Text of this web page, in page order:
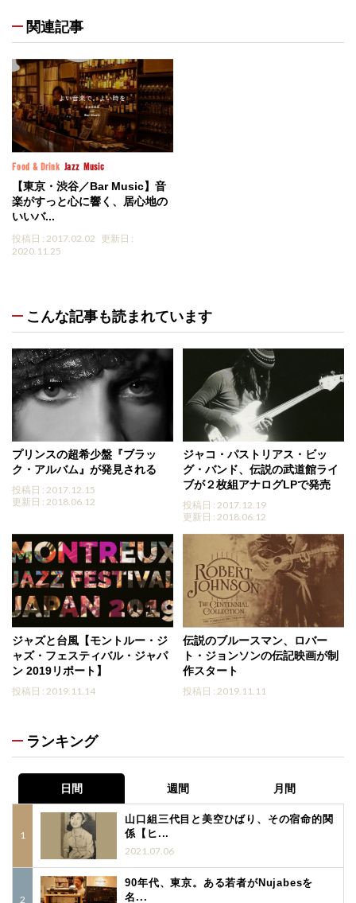
関連記事
Food & Drink Jazz Music
【東京・渋谷／Bar Music】音
楽がすっと心に響く、居心地の
いいバ...
投稿日 : 2017.02.02 更新日 :
2020.11.25
こんな記事も読まれています
プリンスの超希少盤『ブラッ
ク・アルバム』が発見される
投稿日 : 2017.12.15
更新日 : 2018.06.12
ジャコ・パストリアス・ビッ
グ・バンド、伝説の武道館ライ
ブが２枚組アナログLPで発売
投稿日 : 2017.12.19
更新日 : 2018.06.12
ジャズと台風【モントルー・ジ
ャズ・フェスティバル・ジャパ
ン 2019リポート】
投稿日 : 2019.11.14
伝説のブルースマン、ロバー
ト・ジョンソンの伝記映画が制
作スタート
投稿日 : 2019.11.11
ランキング
日間 週間 月間
山口組三代目と美空ひばり、その宿命的関
係【ヒ...
2021.07.06
90年代、東京。ある若者がNujabesを
名...